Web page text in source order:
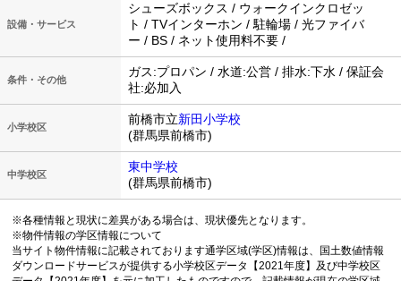
設備・サービス
シューズボックス / ウォークインクロゼッ
ト / TVインターホン / 駐輪場 / 光ファイバ
ー / BS / ネット使用料不要 /
条件・その他
ガス:プロパン / 水道:公営 / 排水:下水 / 保証会
社:必加入
小学校区
前橋市立新田小学校
(群馬県前橋市)
中学校区
東中学校
(群馬県前橋市)
※各種情報と現状に差異がある場合は、現状優先となります。
※物件情報の学区情報について
当サイト物件情報に記載されております通学区域(学区)情報は、国土数値情報
ダウンロードサービスが提供する小学校区データ【2021年度】及び中学校区